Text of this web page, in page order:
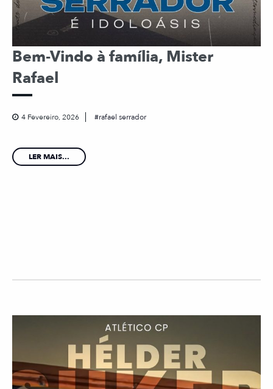
Bem-Vindo à família, Mister
Rafael
4 Fevereiro, 2026 rafael serrador
LER MAIS...